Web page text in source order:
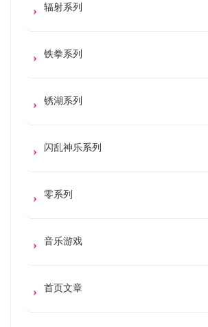
辐射系列
铁拳系列
锈湖系列
闪乱神乐系列
零系列
音乐游戏
首页文章